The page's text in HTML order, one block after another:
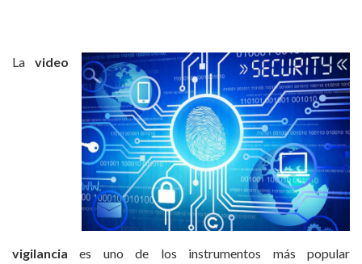
La video
vigilancia es uno de los instrumentos más popular